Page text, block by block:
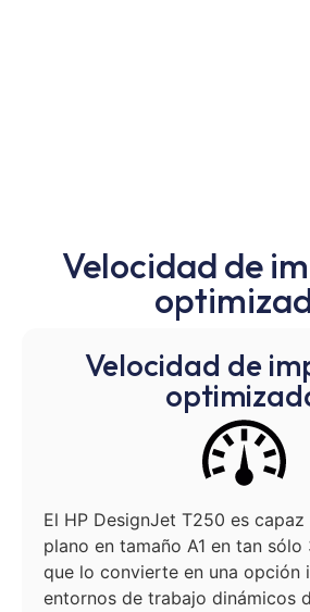
Velocidad de
Velocidad de
El HP DesignJet T250 es
plano en tamaño A1 en tan
que lo convierte en una opción
entornos de trabajo dinámicos